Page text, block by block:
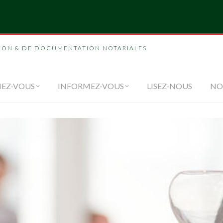
& DE DOCUMENTATION NOTARIALES
VOUS INFORMEZ-VOUS LISEZ-NOUS